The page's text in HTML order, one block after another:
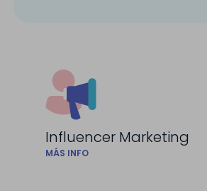
Influencer Marketing
MÁS INFO